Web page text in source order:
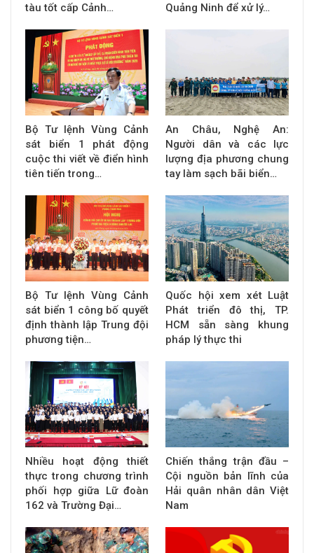
tàu tốt cấp Cảnh…
Quảng Ninh để xử lý…
Bộ Tư lệnh Vùng Cảnh
sát biển 1 phát động
cuộc thi viết về điển hình
tiên tiến trong…
An Châu, Nghệ An:
Người dân và các lực
lượng địa phương chung
tay làm sạch bãi biển…
Bộ Tư lệnh Vùng Cảnh
sát biển 1 công bố quyết
định thành lập Trung đội
phương tiện…
Quốc hội xem xét Luật
Phát triển đô thị, TP.
HCM sẵn sàng khung
pháp lý thực thi
Nhiều hoạt động thiết
thực trong chương trình
phối hợp giữa Lữ đoàn
162 và Trường Đại…
Chiến thắng trận đầu –
Cội nguồn bản lĩnh của
Hải quân nhân dân Việt
Nam